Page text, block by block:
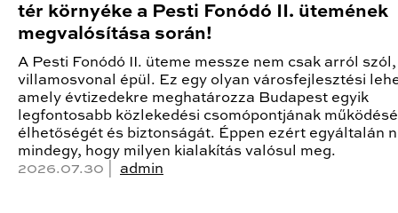
tér környéke a Pesti Fonódó II. ütemének
megvalósítása során!
A Pesti Fonódó II. üteme messze nem csak arról
villamosvonal épül. Ez egy olyan városfejlesztési
amely évtizedekre meghatározza Budapest egyik
legfontosabb közlekedési csomópontjának
élhetőségét és biztonságát. Éppen ezért egyáltalán
mindegy, hogy milyen kialakítás valósul meg.
2026.07.30 | admin